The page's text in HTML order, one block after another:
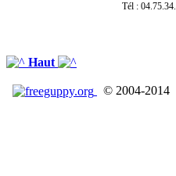
Tél :
Haut
© 2004-2014